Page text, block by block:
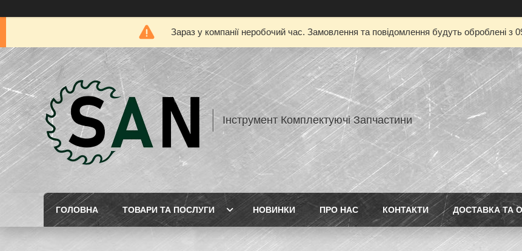
Зараз у компанії неробочий час. Замовлення та повідомлення будуть оброблені з
Інструмент Комплектуючі Запчастини
ГОЛОВНА ТОВАРИ ТА ПОСЛУГИ НОВИНКИ ПРО НАС КОНТАКТИ ДОСТАВКА ТА